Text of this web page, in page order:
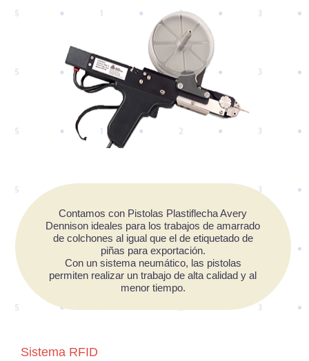
Contamos con Pistolas Plastiflecha Avery
Dennison ideales para los trabajos de amarrado
de colchones al igual que el de etiquetado de
piñas para exportación.
Con un sistema neumático, las pistolas
permiten realizar un trabajo de alta calidad y al
menor tiempo.
Sistema RFID